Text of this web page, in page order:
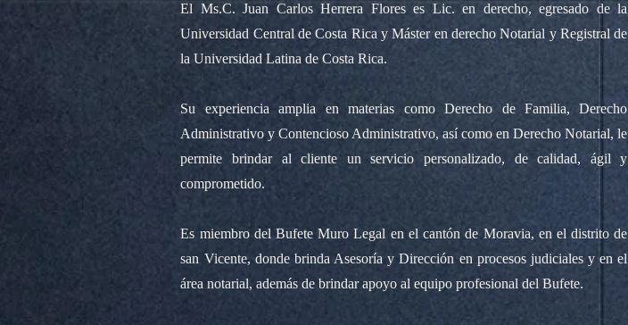
El Ms.C. Juan Carlos Herrera Flores es Lic. en derecho, egresado de la
Universidad Central de Costa Rica y Máster en derecho Notarial y Registral de
la Universidad Latina de Costa Rica.
Su experiencia amplia en materias como Derecho de Familia, Derecho
Administrativo y Contencioso Administrativo, así como en Derecho Notarial, le
permite brindar al cliente un servicio personalizado, de calidad, ágil y
comprometido.
Es miembro del Bufete Muro Legal en el cantón de Moravia, en el distrito de
san Vicente, donde brinda Asesoría y Dirección en procesos judiciales y en el
área notarial, además de brindar apoyo al equipo profesional del Bufete.